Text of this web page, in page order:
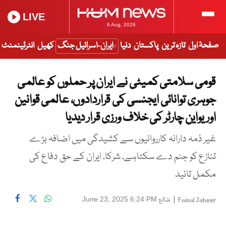
6 Aug, 2026
LIVE
صفحۂ اول تازہ ترین پاکستان دنیا ایران-اسرائیل جنگ کھیل انٹرٹینمنٹ
قومی سلامتی کمیٹی نے ایران پر حملوں کو عالمی
جوہری توانائی ایجنسی کی قراردادوں، عالمی قوانین
اوریواین چارٹر کی خلاف ورزی قرار دیدیا
غیر ذمہ دارانہ کارروائیوں سے کشیدگی میں اضافہ بڑے
تنازع کو جنم دے سکتاہے، شرکا، ایران کے حق دفاع کی
مکمل تائید
Faisal Zaheer
| شائع June 23, 2025 6:24 PM